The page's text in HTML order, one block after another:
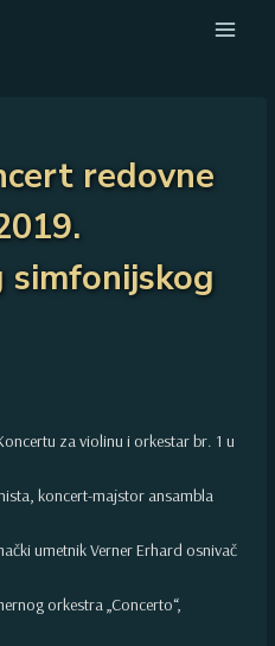
redovne
simfonijskog
za violinu i orkestar br. 1 u
koncert-majstor ansambla
umetnik Verner Erhard osnivač
orkestra „Concerto“,